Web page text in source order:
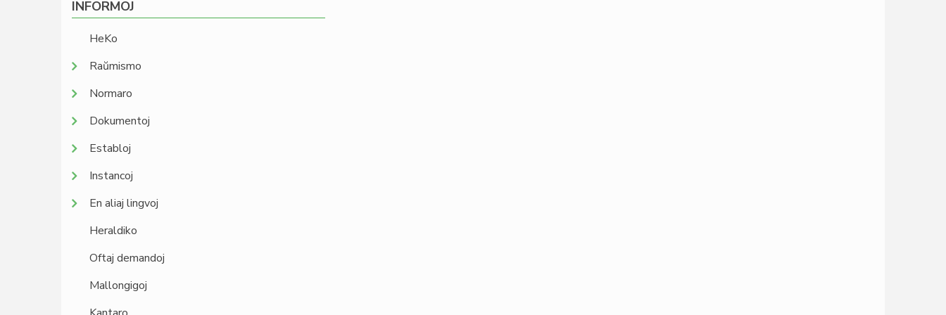
INFORMOJ
HeKo
Raŭmismo
Normaro
Dokumentoj
Establoj
Instancoj
En aliaj lingvoj
Heraldiko
Oftaj demandoj
Mallongigoj